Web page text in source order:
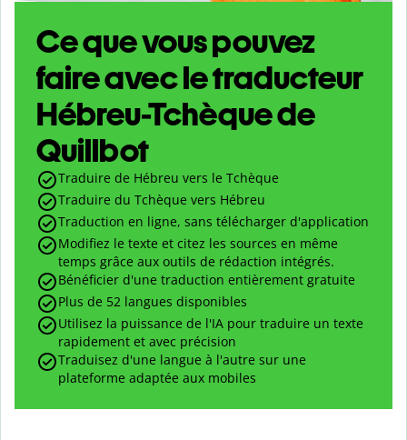
Ce que vous pouvez
faire avec le traducteur
Hébreu-Tchèque de
Quillbot
Traduire de Hébreu vers le Tchèque
Traduire du Tchèque vers Hébreu
Traduction en ligne, sans télécharger d'application
Modifiez le texte et citez les sources en même
temps grâce aux outils de rédaction intégrés.
Bénéficier d'une traduction entièrement gratuite
Plus de 52 langues disponibles
Utilisez la puissance de l'IA pour traduire un texte
rapidement et avec précision
Traduisez d'une langue à l'autre sur une
plateforme adaptée aux mobiles